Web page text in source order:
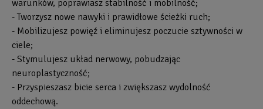
warunków, poprawiasz stabilność i mobilność;
- Tworzysz nowe nawyki i prawidłowe ścieżki ruch;
- Mobilizujesz powięź i eliminujesz poczucie sztywności w
ciele;
- Stymulujesz układ nerwowy, pobudzając
neuroplastyczność;
- Przyspieszasz bicie serca i zwiększasz wydolność
oddechową.